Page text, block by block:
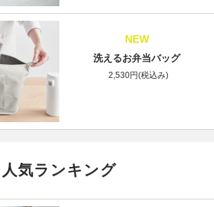
NEW
洗えるお弁当バッグ
2,530円(税込み)
人気ランキング